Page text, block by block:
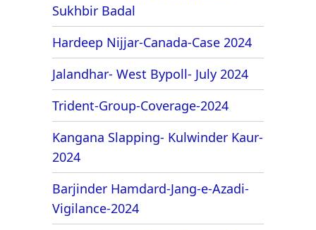
Sukhbir Badal
Hardeep Nijjar-Canada-Case 2024
Jalandhar- West Bypoll- July 2024
Trident-Group-Coverage-2024
Kangana Slapping- Kulwinder Kaur-
2024
Barjinder Hamdard-Jang-e-Azadi-
Vigilance-2024